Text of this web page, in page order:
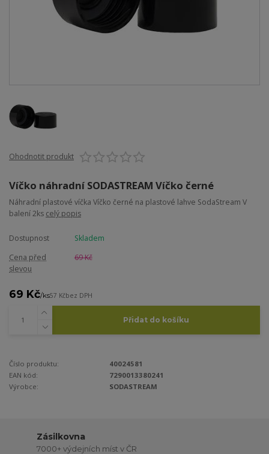
Ohodnotit produkt
Víčko náhradní SODASTREAM Víčko černé
Náhradní plastové víčka Víčko černé na plastové lahve SodaStream V
balení 2ks celý popis
Dostupnost
Skladem
Cena před
slevou
69 Kč
69 Kč/ks57 Kčbez DPH
Přidat do košíku
Číslo produktu:
40024581
EAN kód:
7290013380241
Výrobce:
SODASTREAM
Zásilkovna
7000+ výdejních míst v ČR